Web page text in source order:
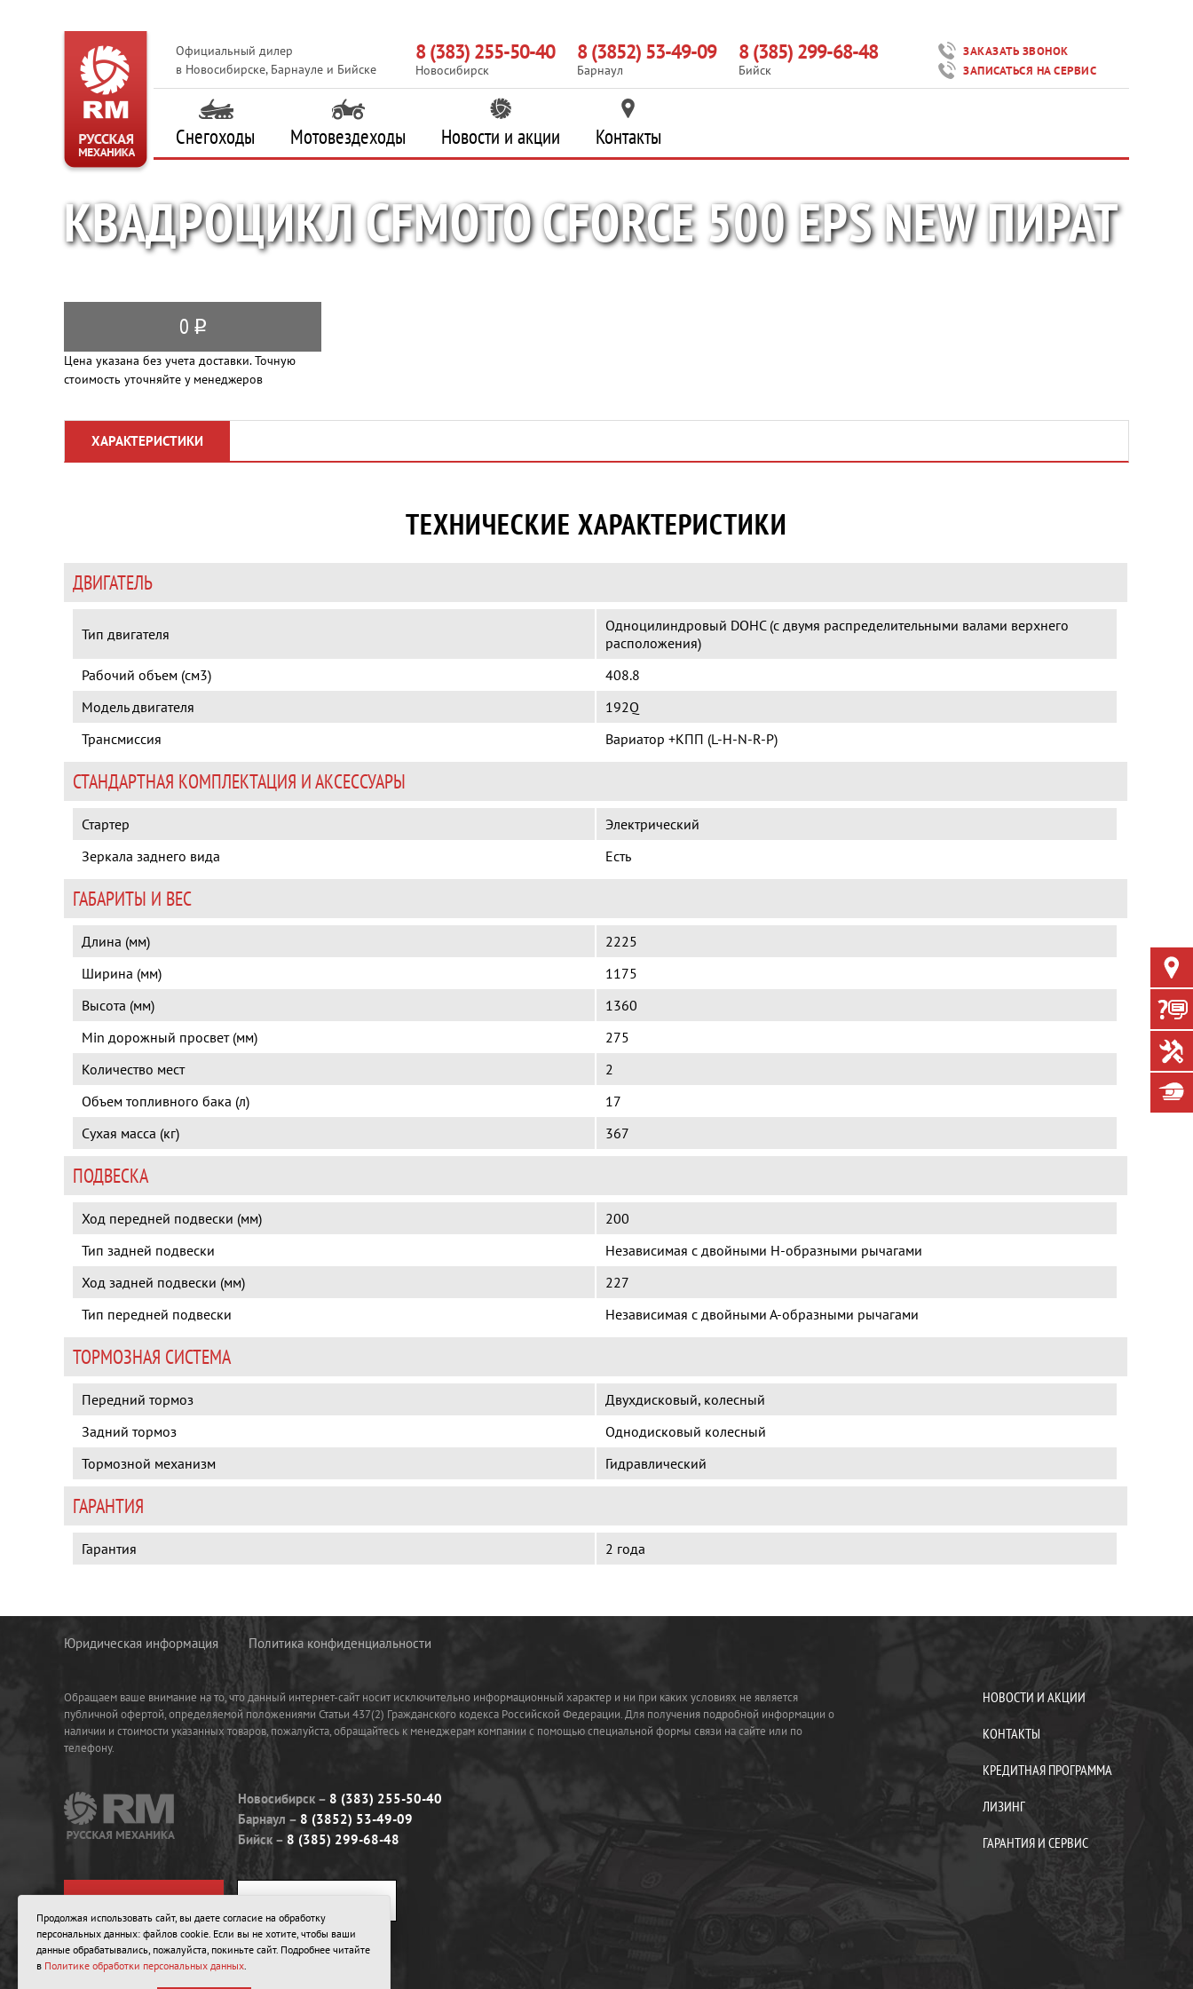
Продолжая использовать сайт, вы даете согласие на обработку
персональных данных: файлов cookie. Если вы не хотите, чтобы ваши
данные обрабатывались, пожалуйста, покиньте сайт. Подробнее читайте
в Политике обработки персональных данных.
Официальный дилер
в Новосибирске, Барнауле и Бийске
8 (383) 255-50-40
Новосибирск
8 (3852) 53-49-09
Барнаул
8 (385) 299-68-48
Бийск
ЗАКАЗАТЬ ЗВОНОК
ЗАПИСАТЬСЯ НА СЕРВИС
Снегоходы Мотовездеходы Новости и акции Контакты
КВАДРОЦИКЛ CFMOTO CFORCE 500 EPS NEW ПИРАТ
0 q
Цена указана без учета доставки. Точную
стоимость уточняйте у менеджеров
ХАРАКТЕРИСТИКИ
ТЕХНИЧЕСКИЕ ХАРАКТЕРИСТИКИ
ДВИГАТЕЛЬ
Тип двигателя
Одноцилиндровый DOHC (с двумя распределительными валами верхнего
расположения)
Рабочий объем (см3)
408.8
Модель двигателя
192Q
Трансмиссия
Вариатор +КПП (L-H-N-R-P)
СТАНДАРТНАЯ КОМПЛЕКТАЦИЯ И АКСЕССУАРЫ
Стартер
Электрический
Зеркала заднего вида
Есть
ГАБАРИТЫ И ВЕС
Длина (мм)
2225
Ширина (мм)
1175
Высота (мм)
1360
Min дорожный просвет (мм)
275
Количество мест
2
Объем топливного бака (л)
17
Сухая масса (кг)
367
ПОДВЕСКА
Ход передней подвески (мм)
200
Тип задней подвески
Независимая с двойными Н-образными рычагами
Ход задней подвески (мм)
227
Тип передней подвески
Независимая с двойными А-образными рычагами
ТОРМОЗНАЯ СИСТЕМА
Передний тормоз
Двухдисковый, колесный
Задний тормоз
Однодисковый колесный
Тормозной механизм
Гидравлический
ГАРАНТИЯ
Гарантия 2 года
Юридическая информация Политика конфиденциальности
НОВОСТИ И АКЦИИ
КОНТАКТЫ
КРЕДИТНАЯ ПРОГРАММА
ЛИЗИНГ
ГАРАНТИЯ И СЕРВИС
Обращаем ваше внимание на то, что данный интернет-сайт носит исключительно информационный характер и ни при каких условиях не является
публичной офертой, определяемой положениями Статьи 437(2) Гражданского кодекса Российской Федерации. Для получения подробной информации о
наличии и стоимости указанных товаров, пожалуйста, обращайтесь к менеджерам компании с помощью специальной формы связи на сайте или по
телефону.
Новосибирск
8 (383) 255-50-40
Барнаул
8 (3852) 53-49-09
Бийск
8 (385) 299-68-48